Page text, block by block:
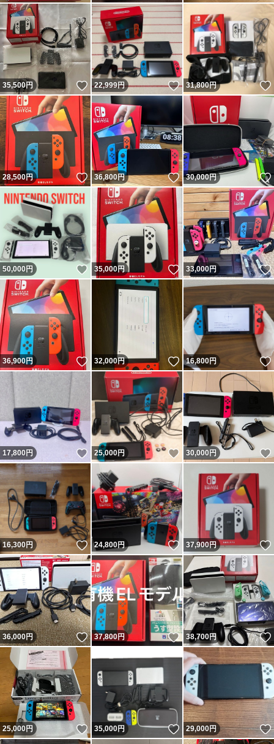
35,500円 いいね！
22,999円 いいね！
31,800円
28,500円 いいね！
36,800円 いいね！
30,000円
50,000円 いいね！
35,000円 いいね！
33,000円
36,900円 いいね！
32,000円 いいね！
16,800円
17,800円 いいね！
25,000円 いいね！
30,000 円
16,300円 いいね！
24,800円 いいね！
37,900円
36,000円 いいね！
37,800円 いいね！
38,700円
25,000円 いいね！
35,000円 いいね！
29,000円